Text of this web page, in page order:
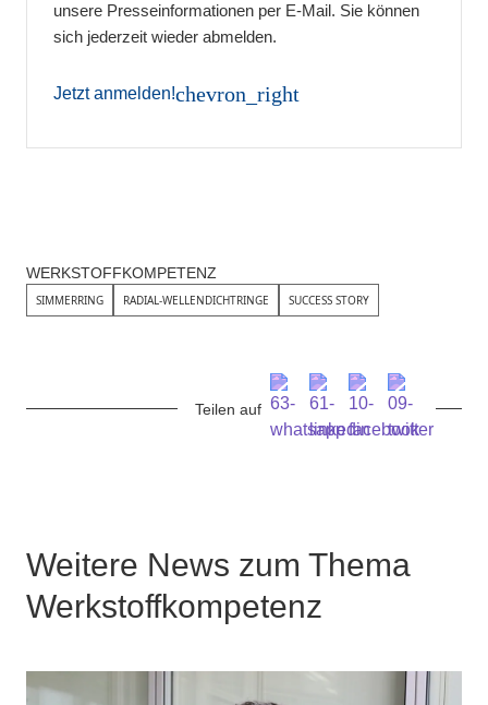
unsere Presseinformationen per E-Mail. Sie können
sich jederzeit wieder abmelden.
Jetzt anmelden!chevron_right
WERKSTOFFKOMPETENZ
SIMMERRING RADIAL-WELLENDICHTRINGE SUCCESS STORY
Teilen auf
Weitere News zum Thema
Werkstoffkompetenz